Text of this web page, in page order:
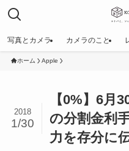
写真とカメラ カメラのこと
ホーム Apple
【0%】6月
の分割金利
力を存分に
2018
1/30